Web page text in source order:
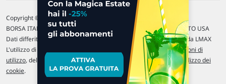
Copyright © 1996-2026 Traderlink Italia s.r.l.
BORSA ITALIANA Quotazioni di borsa differite di 15 min. / MERCATO USA
Dati differiti di 15 min. (fonte Intrinio) / FOREX Quotazioni fornite da LMAX
L'utilizzo di questo sito implica l'accettazione delle nostre Condizioni di
utilizzo, del Disclaimer MAR, delle Politiche sulla privacye dell' Utilizzo dei
cookie.